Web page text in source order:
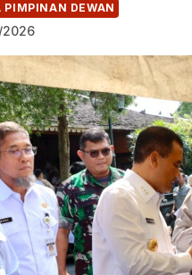
PIMPINAN DEWAN